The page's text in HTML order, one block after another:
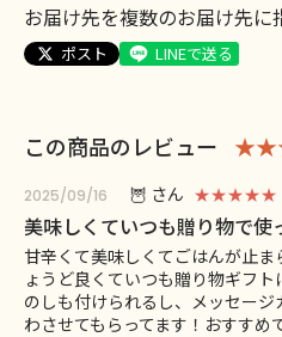
お届け先を複数のお届け先に
ポスト LINEで送る
この商品のレビュー
2025/09/16 🦉 さん ★★★★★
美味しくていつも贈り物で使
甘辛くて美味しくてごはんが止
ょうど良くていつも贈り物ギフト
のしも付けられるし、メッセー
わさせてもらってます！おすすめ